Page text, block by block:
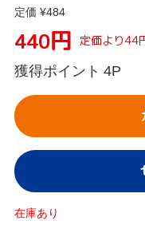
定価 ¥484
440円 定価より44
獲得ポイント 4P
在庫あり